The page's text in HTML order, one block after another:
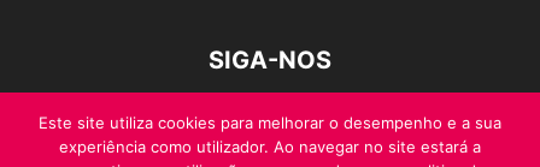
SIGA-NOS
Este site utiliza cookies para melhorar o desempenho e a sua
experiência como utilizador. Ao navegar no site estará a